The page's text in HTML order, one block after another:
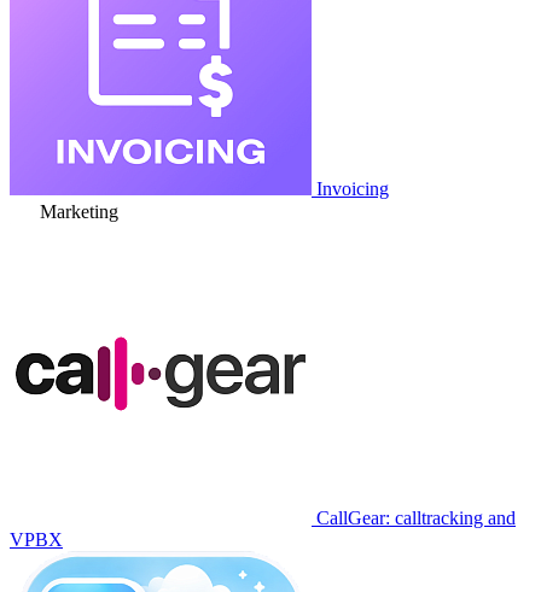
Invoicing
Marketing
CallGear: calltracking and
VPBX